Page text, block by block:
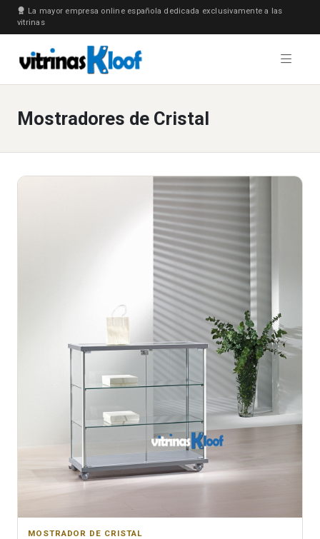
La mayor empresa online española dedicada exclusivamente a las
vitrinas
Mostradores de Cristal
MOSTRADOR DE CRISTAL